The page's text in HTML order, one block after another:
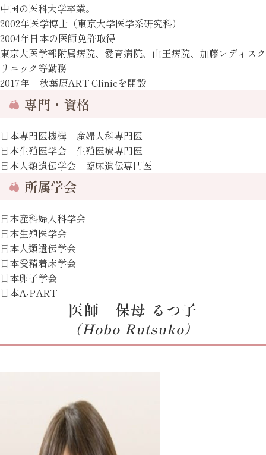
中国の医科大学卒業。
2002年医学博士（東京大学医学系研究科）
2004年日本の医師免許取得
東京大医学部附属病院、愛育病院、山王病院、加藤レディスク
リニック等勤務
2017年 秋葉原ART Clinicを開設
専門・資格
日本専門医機構 産婦人科専門医
日本生殖医学会 生殖医療専門医
日本人類遺伝学会 臨床遺伝専門医
所属学会
日本産科婦人科学会
日本生殖医学会
日本人類遺伝学会
日本受精着床学会
日本卵子学会
日本A-PART
医師 保母 るつ子
（Hobo Rutsuko）